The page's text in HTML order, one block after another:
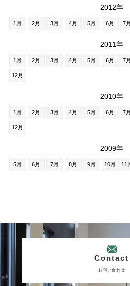
2012年
1月 2月 3月 4月 5月 6月 7月
2011年
1月 2月 3月 4月 5月 6月 7月
12月
2010年
1月 2月 3月 4月 5月 6月 7月
12月
2009年
5月 6月 7月 8月 9月 10月 11
Contact
お問い合わせ